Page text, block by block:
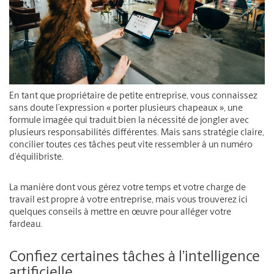
En tant que propriétaire de petite entreprise, vous connaissez
sans doute l’expression « porter plusieurs chapeaux », une
formule imagée qui traduit bien la nécessité de jongler avec
plusieurs responsabilités différentes. Mais sans stratégie claire,
concilier toutes ces tâches peut vite ressembler à un numéro
d’équilibriste.
La manière dont vous gérez votre temps et votre charge de
travail est propre à votre entreprise, mais vous trouverez ici
quelques conseils à mettre en œuvre pour alléger votre
fardeau.
Confiez certaines tâches à l’intelligence